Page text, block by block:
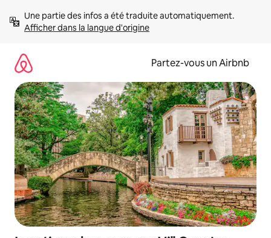
directement
Afficher dans la langue d'origine
Partez-vous un Airbnb